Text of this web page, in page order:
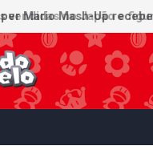
Mario Mash-Up